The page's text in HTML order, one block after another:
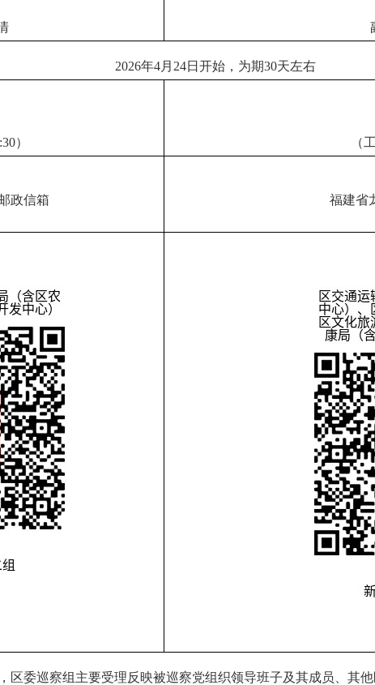
2026年4月24日开始，为期30天左右
） （
政信箱 福建省
区委巡察组主要受理反映被巡察党组织领导班子及其成员、其